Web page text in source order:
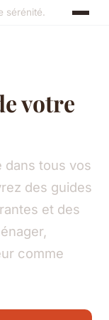
sérénité.
votre
dans tous vos
des guides
et des
comme